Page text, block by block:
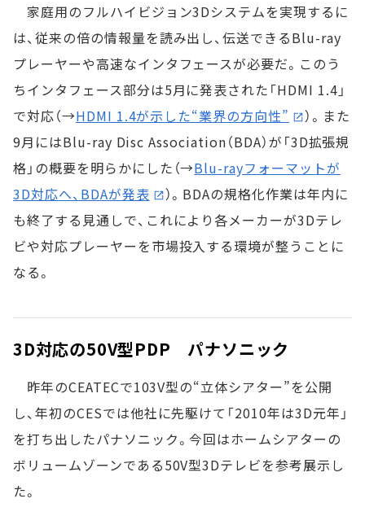
家庭用のフルハイビジョン3Dシステムを実現するに
は、従来の倍の情報量を読み出し、伝送できるBlu-ray
プレーヤーや高速なインタフェースが必要だ。このう
ちインタフェース部分は5月に発表された「HDMI 1.4」
で対応（→HDMI 1.4が示した“業界の方向性”
）。また
9月にはBlu-ray Disc Association（BDA）が「3D拡張規
格」の概要を明らかにした（→Blu-rayフォーマットが
3D対応へ、BDAが発表
）。BDAの規格化作業は年内に
も終了する見通しで、これにより各メーカーが3Dテレ
ビや対応プレーヤーを市場投入する環境が整うことに
なる。
3D対応の50V型PDP パナソニック
昨年のCEATECで103V型の“立体シアター”を公開
し、年初のCESでは他社に先駆けて「2010年は3D元年」
を打ち出したパナソニック。今回はホームシアターの
ボリュームゾーンである50V型3Dテレビを参考展示し
た。